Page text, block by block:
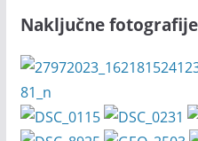
Naključne fotografije